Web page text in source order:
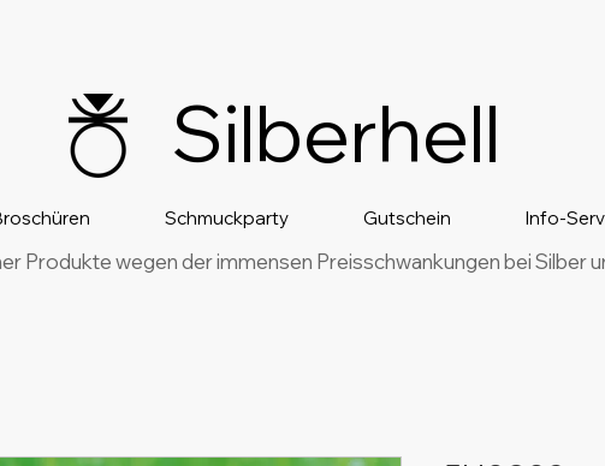
Schmuckparty Gutschein Info-
Produkte wegen der immensen Preisschwankungen bei Silber
Silberhell